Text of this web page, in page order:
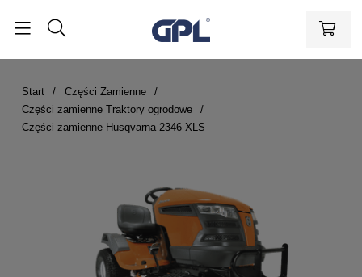
Start
Części Zamienne
Części zamienne Traktory ogrodowe
Części zamienne Husqvarna 2346 XLS